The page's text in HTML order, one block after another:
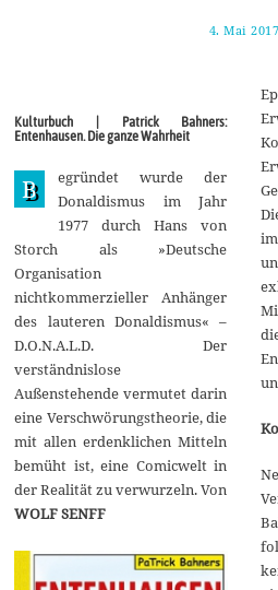
4. Mai 2017
Kulturbuch | Patrick Bahners:
Entenhausen. Die ganze Wahrheit
B
egründet wurde der
Donaldismus im Jahr
1977 durch Hans von
Storch als »Deutsche
Organisation
nichtkommerzieller Anhänger
des lauteren Donaldismus« –
D.O.N.A.L.D. Der
verständnislose
Außenstehende vermutet darin
eine Verschwörungstheorie, die
mit allen erdenklichen Mitteln
bemüht ist, eine Comicwelt in
der Realität zu verwurzeln. Von
WOLF SENFF